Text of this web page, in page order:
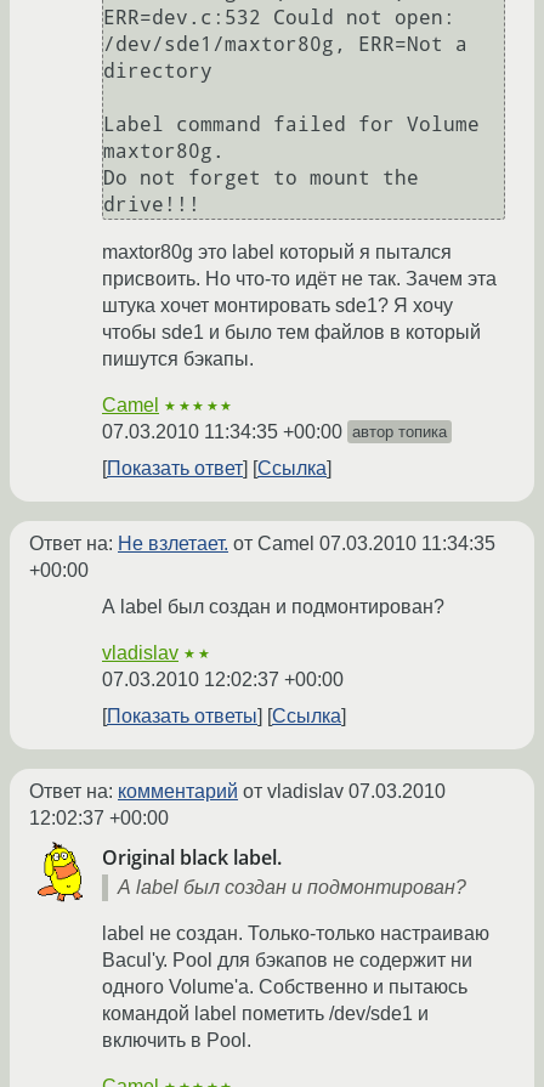
ERR=dev.c:532 Could not open:
/dev/sde1/maxtor80g, ERR=Not a
directory
Label command failed for Volume
maxtor80g.
Do not forget to mount the
drive!!!
maxtor80g это label который я пытался
присвоить. Но что-то идёт не так. Зачем эта
штука хочет монтировать sde1? Я хочу
чтобы sde1 и было тем файлов в который
пишутся бэкапы.
Camel ★★★★★
07.03.2010 11:34:35 +00:00 автор топика
Показать ответ Ссылка
Ответ на: Не взлетает. от Camel 07.03.2010 11:34:35
+00:00
А label был создан и подмонтирован?
vladislav ★★
07.03.2010 12:02:37 +00:00
Показать ответы
Ссылка
Ответ на: комментарий от vladislav 07.03.2010
12:02:37 +00:00
Original black label.
А label был создан и подмонтирован?
label не создан. Только-только настраиваю
Bacul'у. Pool для бэкапов не содержит ни
одного Volume'а. Собственно и пытаюсь
командой label пометить /dev/sde1 и
включить в Pool.